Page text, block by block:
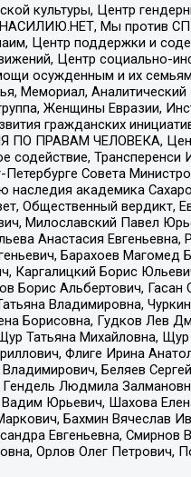
культуры, Центр
НАСИЛИЮ.НЕТ, Мы против
Центр поддержки и
Центр социально-
осужденным и их
Мемориал,
Женщины Евразии,
гражданских
ПО ПРАВАМ ЧЕЛОВЕКА,
содействие,
Совета
наследия академика
Общественный вердикт,
Милославский Павел
Анастасия Евгеньевна,
Барахоев Магомед
Борис
Борис Альбертович,
Владимировна,
Борисовна, Гудков Лев
Татьяна Михайловна,
Флиге Ирина
Беляев
Людмила
Юрьевич, Шахова
Бахмин Вячеслав
Евгеньевна, Смирнов
Орлов Олег Петрович,